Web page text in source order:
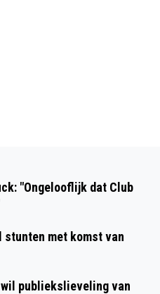
"Ongelooflijk dat Club
met komst van
publiekslieveling van